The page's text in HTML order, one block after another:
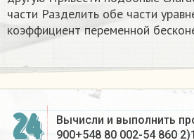
части Разделить обе части
коэффициент переменной
24
Вычисли и выполнить
900+548 80 002-54 860